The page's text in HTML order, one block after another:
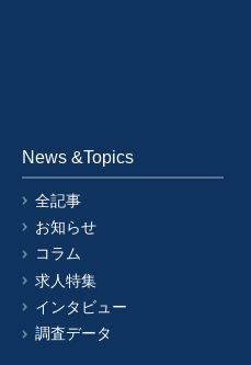
News &Topics
全記事
お知らせ
コラム
求人特集
インタビュー
調査データ